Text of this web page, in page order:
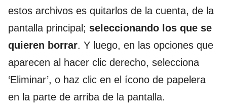
estos archivos es quitarlos de la cuenta, de la
pantalla principal; seleccionando los que se
quieren borrar. Y luego, en las opciones que
aparecen al hacer clic derecho, selecciona
‘Eliminar’, o haz clic en el ícono de papelera
en la parte de arriba de la pantalla.